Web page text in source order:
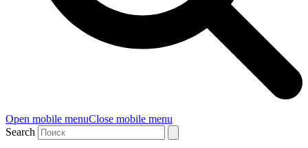
Open mobile menuClose mobile menu
Search